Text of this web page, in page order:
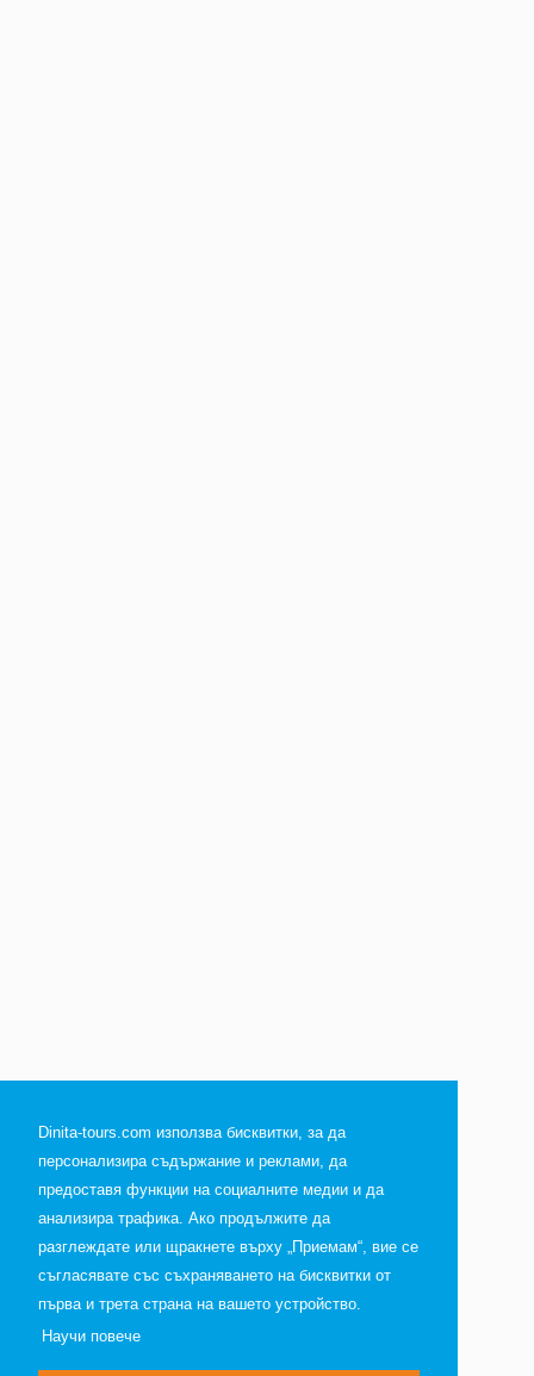
Dinita-tours.com използва бисквитки, за да
персонализира съдържание и реклами, да
предоставя функции на социалните медии и да
анализира трафика. Ако продължите да
разглеждате или щракнете върху „Приемам“, вие се
съгласявате със съхраняването на бисквитки от
първа и трета страна на вашето устройство.
Научи повече